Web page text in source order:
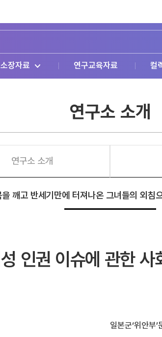
소장자료 연구교육자료 컬
연구소 소개
연구소 소개
깨고 반세기만에 터져나온 그녀들의 외침
인권 이슈에 관한 사
일본군‘위안부